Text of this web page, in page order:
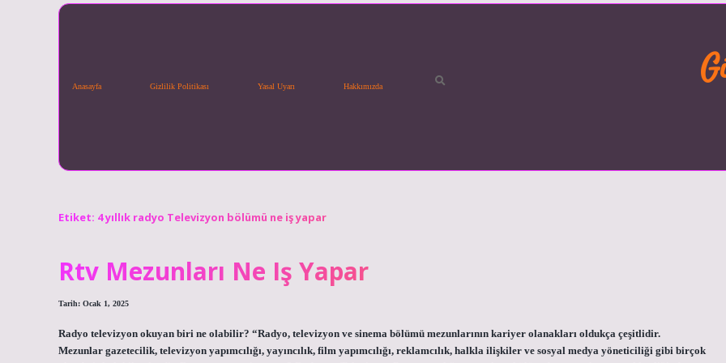
Anasayfa Gizlilik Politikası Yasal Uyarı Hakkımızda
Etiket: 4 yıllık radyo Televizyon bölümü ne iş yapar
Rtv Mezunları Ne Iş Yapar
Tarih: Ocak 1, 2025
Radyo televizyon okuyan biri ne olabilir? “Radyo, televizyon ve sinema bölümü mezunlarının kariyer olanakları oldukça çeşitlidir.
Mezunlar gazetecilik, televizyon yapımcılığı, yayıncılık, film yapımcılığı, reklamcılık, halkla ilişkiler ve sosyal medya yöneticiliği gibi birçok